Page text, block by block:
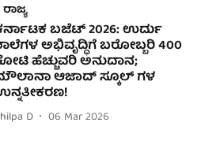
ರಾಜ್ಯ
ಬಜೆಟ್ 2026: ಉರ್ದು
ಅಭಿವೃದ್ಧಿಗೆ ಬರೋಬ್ಬರಿ 400
ಹೆಚ್ಚುವರಿ ಅನುದಾನ;
ಆಜಾದ್ ಸ್ಕೂಲ್ ಗಳ
D
06 Mar 2026